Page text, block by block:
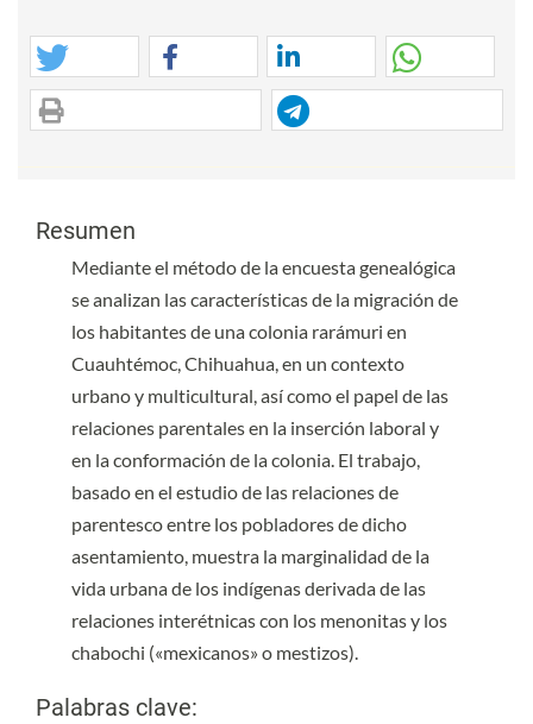
Resumen
Mediante el método de la encuesta genealógica
se analizan las características de la migración de
los habitantes de una colonia rarámuri en
Cuauhtémoc, Chihuahua, en un contexto
urbano y multicultural, así como el papel de las
relaciones parentales en la inserción laboral y
en la conformación de la colonia. El trabajo,
basado en el estudio de las relaciones de
parentesco entre los pobladores de dicho
asentamiento, muestra la marginalidad de la
vida urbana de los indígenas derivada de las
relaciones interétnicas con los menonitas y los
chabochi («mexicanos» o mestizos).
Palabras clave: